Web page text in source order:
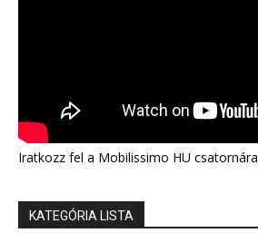
Iratkozz fel a Mobilissimo HU csatornára
KATEGÓRIA LISTA